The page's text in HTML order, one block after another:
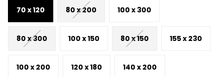
70 x 120 80 x 200 100 x 300
80 x 300 100 x 150 80 x 150 155 x 230
100 x 200 120 x 180 140 x 200